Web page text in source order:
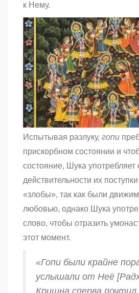
к Нему.
Испытывая разлуку, гопи
прискорбном состоянии и
состояние, Шука употребляет
действительности их
«злобы», так как были
любовью, однако Шука
слово, чтобы отразить
этот момент.
«Гопи были крайне
услышали от Неё
Кришна сперва почтил